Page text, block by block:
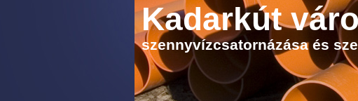
Kadarkút
szennyvízcsatornázása és